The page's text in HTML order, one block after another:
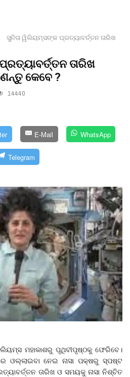
ସୁନିତା ୱିଲିୟମ୍ସଙ୍କ ପ୍ରତ୍ୟାବର୍ତ୍ତନ ତାରିଖ
ତାରିଖ
କେବେ ?
14440
E-Mail WhatsApp
Telegram
ୱିଲିୟମ୍ସ ମହାକାଶରୁ ପୃଥିବୀପୃଷ୍ଠକୁ ଫେରିବେ।
ଓଲ୍ଲାଇବା ନେଇ ନାସା ପକ୍ଷରୁ ସ୍ପଷ୍ଟ
ତାରିଖ ଓ ସମୟକୁ ନାସା ନିଶ୍ଚିତ